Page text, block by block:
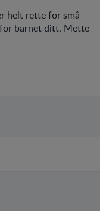
helt rette for små
barnet ditt. Mette